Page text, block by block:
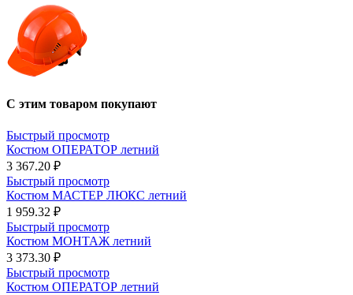
С этим товаром покупают
Быстрый просмотр
Костюм ОПЕРАТОР летний
3 367.20 ₽
Быстрый просмотр
Костюм МАСТЕР ЛЮКС летний
1 959.32 ₽
Быстрый просмотр
Костюм МОНТАЖ летний
3 373.30 ₽
Быстрый просмотр
Костюм ОПЕРАТОР летний